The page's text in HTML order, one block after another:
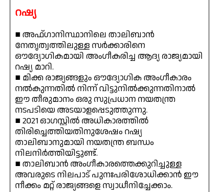
റഷ്യ
■ അഫ്ഗാനിസ്ഥാനിലെ താലിബാൻ
നേതൃത്വത്തിലുള്ള സർക്കാരിനെ
ഔദ്യോഗികമായി അംഗീകരിച്ച ആദ്യ രാജ്യമായി
റഷ്യ മാറി.
■ മിക്ക രാജ്യങ്ങളും ഔദ്യോഗിക അംഗീകാരം
നൽകുന്നതിൽ നിന്ന് വിട്ടുനിൽക്കുന്നതിനാൽ
ഈ തീരുമാനം ഒരു സുപ്രധാന നയതന്ത്ര
നടപടിയെ അടയാളപ്പെടുത്തുന്നു.
■ 2021 ഓഗസ്റ്റിൽ അധികാരത്തിൽ
തിരിച്ചെത്തിയതിനുശേഷം റഷ്യ
താലിബാനുമായി നയതന്ത്ര ബന്ധം
നിലനിർത്തിയിട്ടുണ്ട്.
■ താലിബാൻ അംഗീകാരത്തെക്കുറിച്ചുള്ള
അവരുടെ നിലപാട് പുനഃപരിശോധിക്കാൻ ഈ
നീക്കം മറ്റ് രാജ്യങ്ങളെ സ്വാധീനിച്ചേക്കാം.